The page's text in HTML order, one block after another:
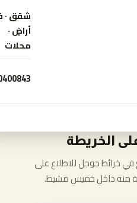
شقق ·
أراضٍ ·
محلات
الخريطة
خرائط جوجل للاطلاع على
منه داخل خميس مشيط.